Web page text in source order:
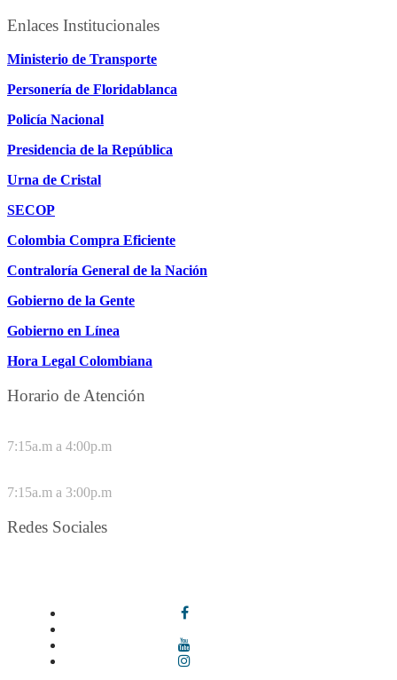
Enlaces Institucionales
Ministerio de Transporte
Personería de Floridablanca
Policía Nacional
Presidencia de la República
Urna de Cristal
SECOP
Colombia Compra Eficiente
Contraloría General de la Nación
Gobierno de la Gente
Gobierno en Línea
Hora Legal Colombiana
Horario de Atención
7:15a.m a 4:00p.m
7:15a.m a 3:00p.m
Redes Sociales